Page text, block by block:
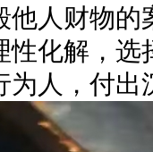
他人财物
性化解，
为人，付出